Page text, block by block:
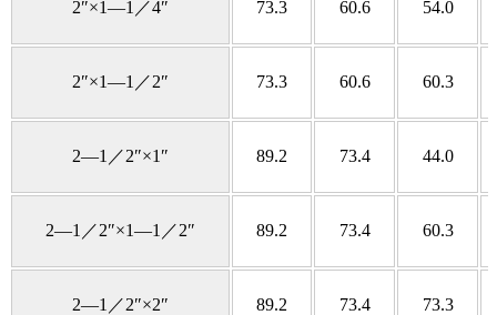
2″×1—1／4″ 73.3 60.6 54.0
2″×1—1／2″ 73.3 60.6 60.3
2—1／2″×1″ 89.2 73.4 44.0
2—1／2″×1—1／2″ 89.2 73.4 60.3
2—1／2″×2″ 89.2 73.4 73.3